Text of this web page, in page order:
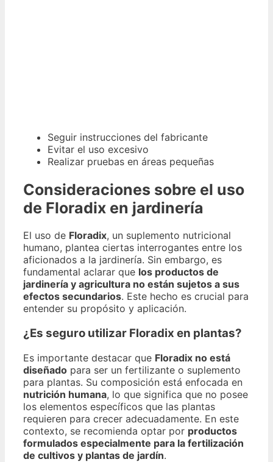
Seguir instrucciones del fabricante
Evitar el uso excesivo
Realizar pruebas en áreas pequeñas
Consideraciones sobre el uso
de Floradix en jardinería
El uso de Floradix, un suplemento nutricional
humano, plantea ciertas interrogantes entre los
aficionados a la jardinería. Sin embargo, es
fundamental aclarar que los productos de
jardinería y agricultura no están sujetos a sus
efectos secundarios. Este hecho es crucial para
entender su propósito y aplicación.
¿Es seguro utilizar Floradix en plantas?
Es importante destacar que Floradix no está
diseñado para ser un fertilizante o suplemento
para plantas. Su composición está enfocada en
nutrición humana, lo que significa que no posee
los elementos específicos que las plantas
requieren para crecer adecuadamente. En este
contexto, se recomienda optar por productos
formulados especialmente para la fertilización
de cultivos y plantas de jardín.